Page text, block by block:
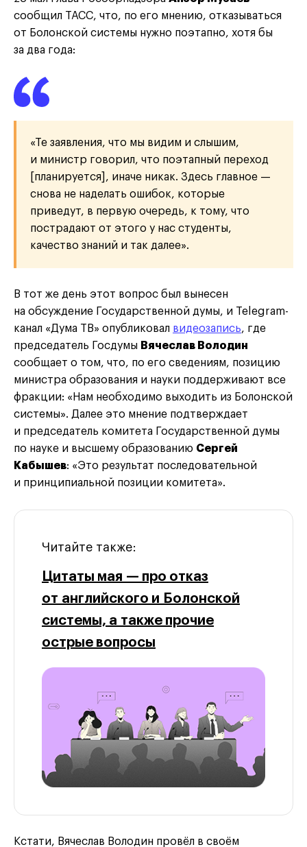
сообщил ТАСС, что, по его мнению, отказываться
от Болонской системы нужно поэтапно, хотя бы
за два года:
«Те заявления, что мы видим и слышим,
и министр говорил, что поэтапный переход
[планируется], иначе никак. Здесь главное —
снова не наделать ошибок, которые
приведут, в первую очередь, к тому, что
пострадают от этого у нас студенты,
качество знаний и так далее».
В тот же день этот вопрос был вынесен
на обсуждение Государственной думы, и Telegram-
канал «Дума ТВ» опубликовал видеозапись, где
председатель Госдумы Вячеслав Володин
сообщает о том, что, по его сведениям, позицию
министра образования и науки поддерживают все
фракции: «Нам необходимо выходить из Болонской
системы». Далее это мнение подтверждает
и председатель комитета Государственной думы
по науке и высшему образованию Сергей
Кабышев: «Это результат последовательной
и принципиальной позиции комитета».
Читайте также:
Цитаты мая — про отказ
от английского и Болонской
системы, а также прочие
острые вопросы
Кстати, Вячеслав Володин провёл в своём